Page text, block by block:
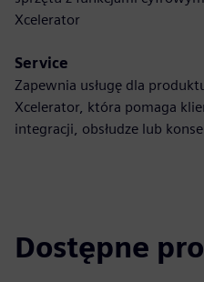
Xcelerator
Service
Zapewnia usługę dla
Xcelerator, która pomaga
integracji, obsłudze lub
Dostępne